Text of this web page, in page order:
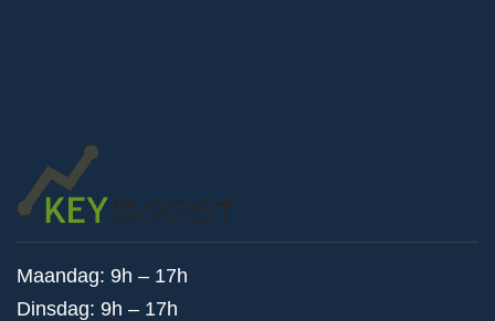
Maandag: 9h – 17h
Dinsdag: 9h – 17h